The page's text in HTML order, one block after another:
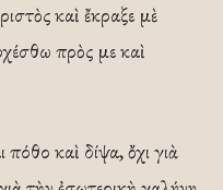
καὶ ἔκραξε μὲ
πρὸς με καὶ
καὶ δίψα, ὄχι γιὰ